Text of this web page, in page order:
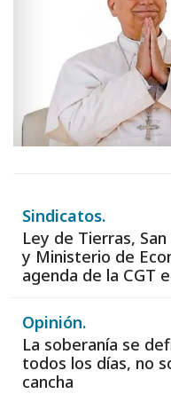
Sindicatos.
Ley de Tierras,
y Ministerio de
agenda de la CGT
Opinión.
La soberanía se
todos los días, no
cancha